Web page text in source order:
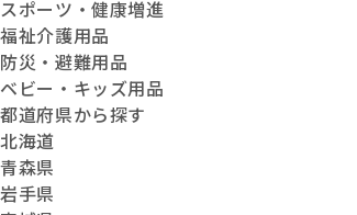
スポーツ・健康増進
福祉介護用品
防災・避難用品
ベビー・キッズ用品
都道府県から探す
北海道
青森県
岩手県